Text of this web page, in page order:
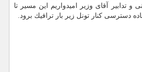
و تدابیر آقای وزیر امیدواریم این مسیر تا
دسترسی كنار تونل زیر بار ترافیك برود.